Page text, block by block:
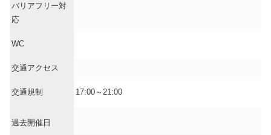
バリアフリー対
応
WC
交通アクセス
交通規制 17:00～21:00
過去開催日